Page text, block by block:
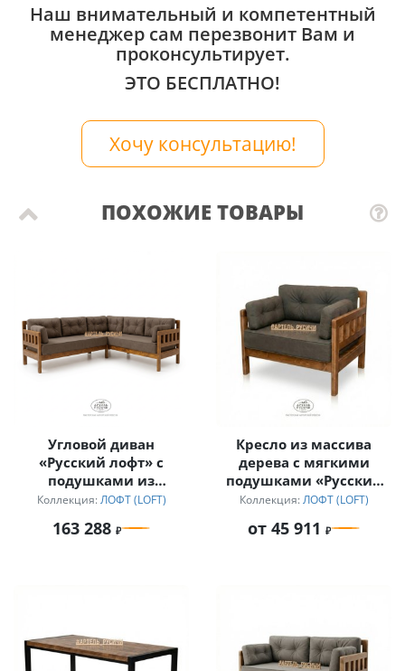
Наш внимательный и компетентный
менеджер сам перезвонит Вам и
проконсультирует.
ЭТО БЕСПЛАТНО!
Хочу консультацию!
ПОХОЖИЕ ТОВАРЫ
Угловой диван
«Русский лофт» с
подушками из
непромокаемой ткани
Коллекция: ЛОФТ (LOFT)
163 288
Кресло из массива
дерева с мягкими
подушками «Русский
лофт»
Коллекция: ЛОФТ (LOFT)
от 45 911